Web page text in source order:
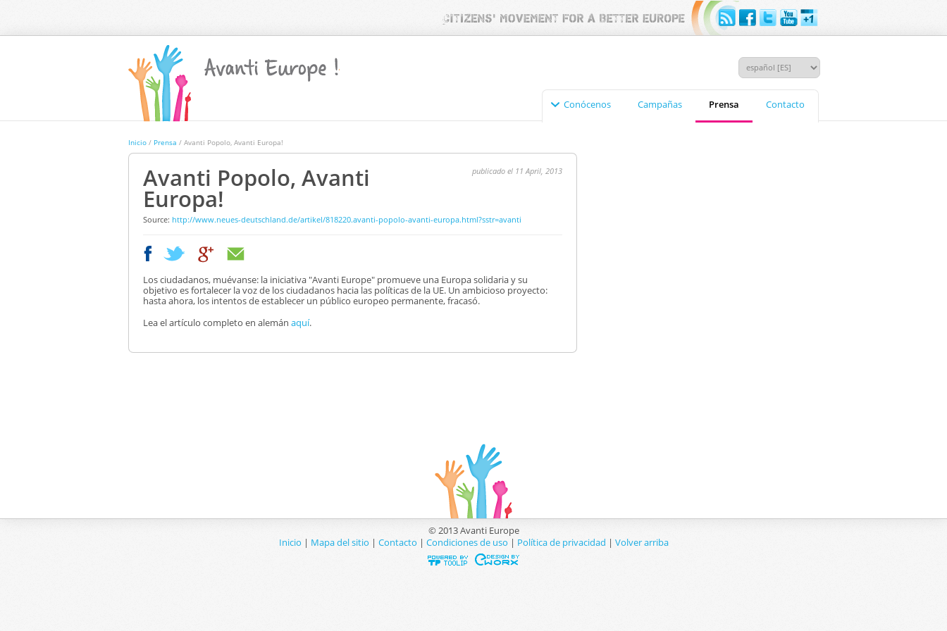
Conócenos Campañas Prensa Contacto
Inicio / Prensa / Avanti Popolo, Avanti Europa!
Avanti Popolo, Avanti
Europa!
publicado el 11 April, 2013
Source: http://www.neues-deutschland.de/artikel/818220.avanti-popolo-avanti-europa.html?sstr=avanti
Los ciudadanos, muévanse: la iniciativa "Avanti Europe" promueve una Europa solidaria y su
objetivo es fortalecer la voz de los ciudadanos hacia las políticas de la UE. Un ambicioso proyecto:
hasta ahora, los intentos de establecer un público europeo permanente, fracasó.
Lea el artículo completo en alemán aquí.
© 2013 Avanti Europe
Inicio | Mapa del sitio | Contacto | Condiciones de uso | Política de privacidad | Volver arriba